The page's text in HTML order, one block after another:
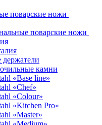
поварские ножи
поварские ножи
камни
«Base line»
«Chef»
«Colour»
«Kitchen Pro»
«Master»